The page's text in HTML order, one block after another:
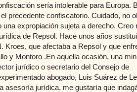
sería intolerable para Europa.
precedente confiscatorio. Cuidado, no
expropiación sujeta a derecho. Creo
de Repsol. Hace unos años
Kroes, que afectaba a Repsol y que
y Montoro .En aquella ocasión, una
jurídico o secretario del Consejo de
abogado, Luis Suárez de
asesoría jurídica, me gustaría que